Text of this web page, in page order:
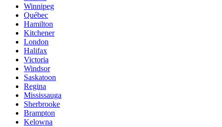
Winnipeg
Québec
Hamilton
Kitchener
London
Halifax
Victoria
Windsor
Saskatoon
Regina
Mississauga
Sherbrooke
Brampton
Kelowna